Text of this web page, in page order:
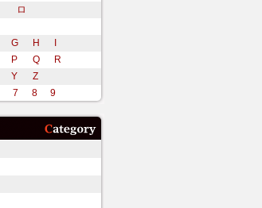
ロ
G H
I
P Q
R
Y
Z
7 8 9